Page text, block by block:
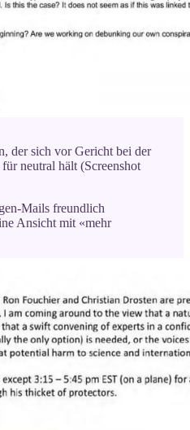
der sich vor Gericht bei der
neutral hält (Screenshot
Mails freundlich
Ansicht mit «mehr